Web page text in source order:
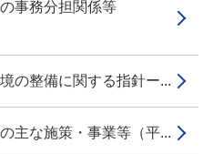
の事務分担関係等
の整備に関する指針ー...
主な施策・事業等（平...